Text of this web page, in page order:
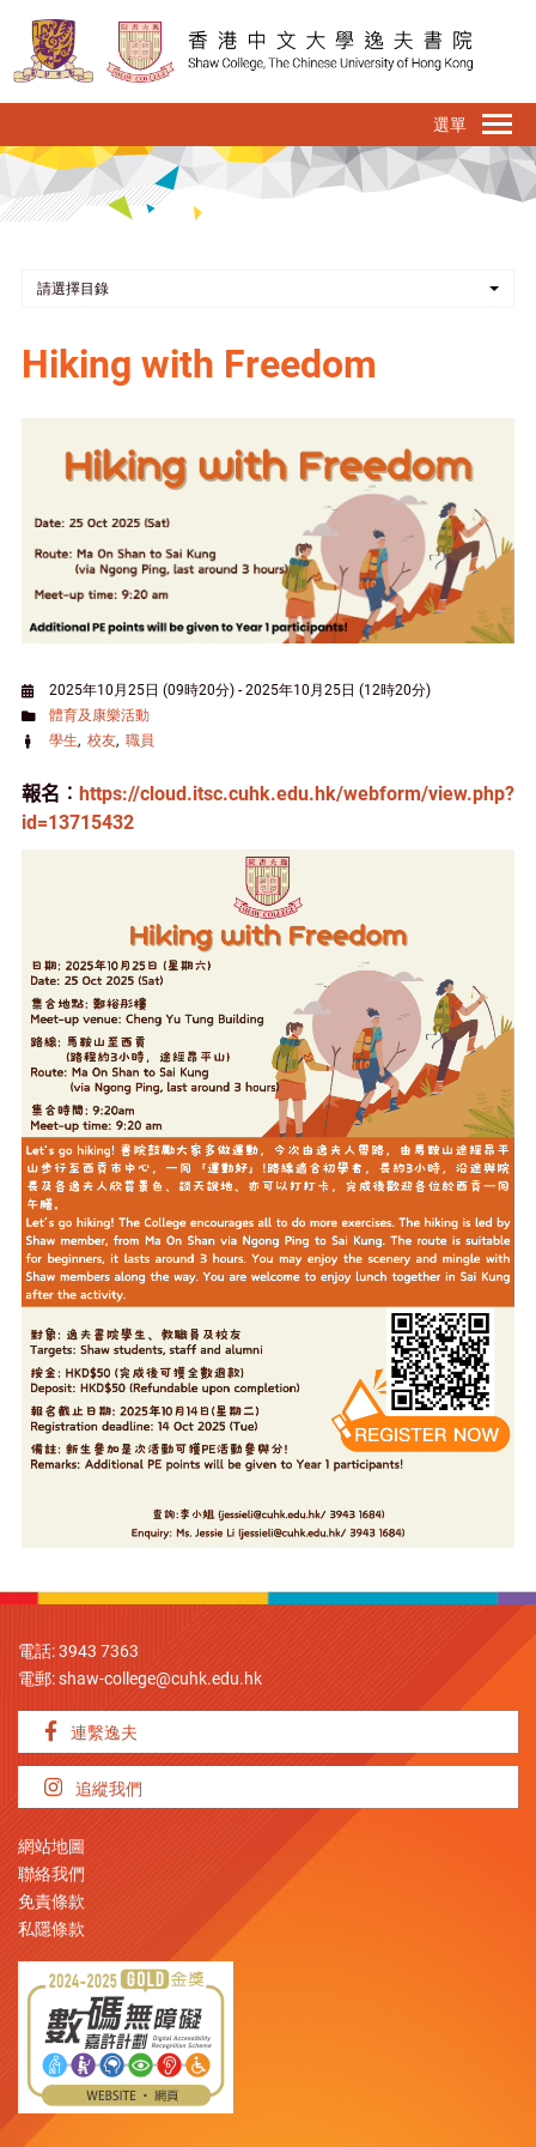
請選擇目錄
Hiking with Freedom
2025年10月25日 (09時20分) -2025年10月25日 (12時20分)
體育及康樂活動
學生 校友 職員
報名︰ https://cloud.itsc.cuhk.edu.hk/webform/view.php?
id=13715432
電話: 3943 7363
電郵:shaw-college@cuhk.edu.hk
連繫逸夫
追縱我們
網站地圖
聯絡我們
免責條款
私隱條款